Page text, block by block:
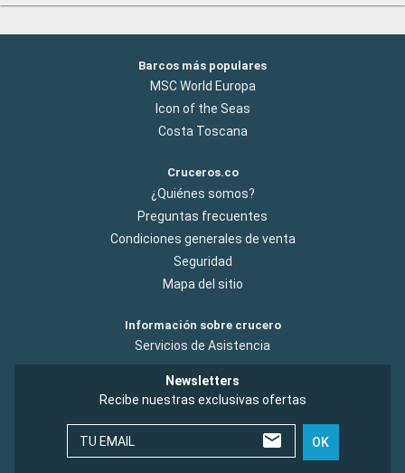
Barcos más populares
MSC World Europa
Icon of the Seas
Costa Toscana
Cruceros.co
¿Quiénes somos?
Preguntas frecuentes
Condiciones generales de venta
Seguridad
Mapa del sitio
Información sobre crucero
Servicios de Asistencia
Newsletters
Recibe nuestras exclusivas ofertas
TU EMAIL OK